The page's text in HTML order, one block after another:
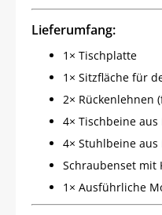
Lieferumfang:
1× Tischplatte
1× Sitzfläche für
2× Rückenlehnen
4× Tischbeine aus
4× Stuhlbeine aus
Schraubenset mit
1× Ausführliche